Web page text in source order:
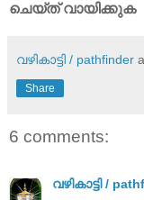
ചെയ്ത് വായിക്കുക
വഴികാട്ടി / pathfinder
Share
6 comments:
വഴികാട്ടി /